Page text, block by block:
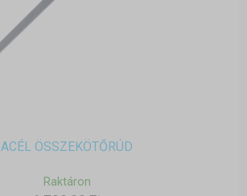
ACÉL ÖSSZEKÖTŐRÚD
Raktáron